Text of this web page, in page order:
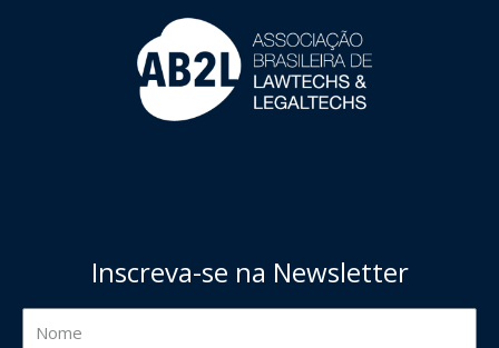
Inscreva-se na Newsletter